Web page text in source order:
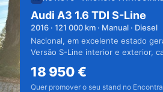
Audi A3 1.6 TDI S-Line
2016 · 121 000 km · Manual · Diesel
Nacional, em excelente estado
Versão S-Line interior e exterior,
18 950€
Quer promover o seu stand no